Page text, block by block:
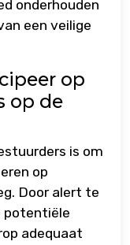
onderhouden
een veilige
op
op de
is om
op
Door alert te
potentiële
adequaat